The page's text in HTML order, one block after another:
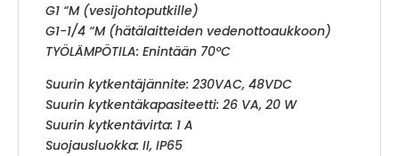
G1 “M (vesijohtoputkille)
G1-1/4 “M (hätälaitteiden vedenottoaukkoon)
TYÖLÄMPÖTILA: Enintään 70ºC
Suurin kytkentäjännite: 230VAC, 48VDC
Suurin kytkentäkapasiteetti: 26 VA, 20 W
Suurin kytkentävirta: 1 A
Suojausluokka: II, IP65